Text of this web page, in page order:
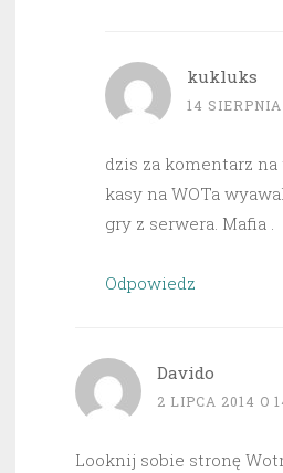
kukluks
14
dzis za komentarz
kasy na WOTa
gry z serwera. Mafia .
Odpowiedz
Davido
2 LIPCA 2014 O
Looknij sobie stronę